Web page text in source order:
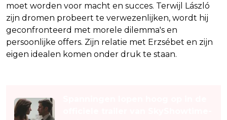
moet worden voor macht en succes. Terwijl László
zijn dromen probeert te verwezenlijken, wordt hij
geconfronteerd met morele dilemma's en
persoonlijke offers. Zijn relatie met Erzsébet en zijn
eigen idealen komen onder druk te staan.